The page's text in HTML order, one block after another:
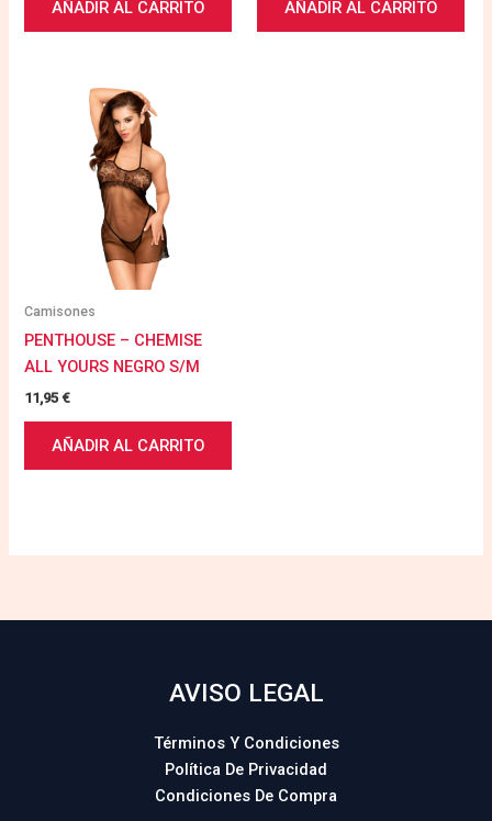
AÑADIR AL CARRITO AÑADIR AL CARRITO
Camisones
PENTHOUSE – CHEMISE
ALL YOURS NEGRO S/M
11,95€
AÑADIR AL CARRITO
AVISO LEGAL
Términos Y Condiciones
Política De Privacidad
Condiciones De Compra